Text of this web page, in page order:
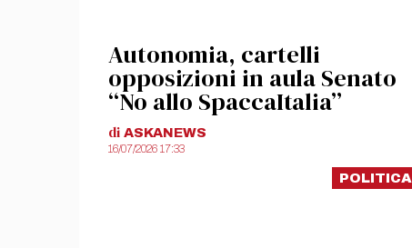
Autonomia, cartelli
opposizioni in aula Senato
“No allo SpaccaItalia”
di ASKANEWS
16/07/2026 17:33
POLITICA